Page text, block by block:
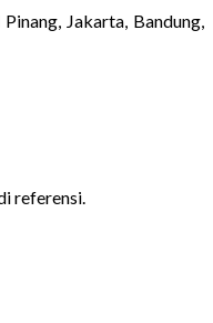
Jakarta, Bandung,
referensi.